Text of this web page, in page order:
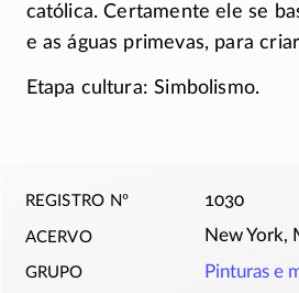
católica. Certamente ele se
e as águas primevas, para
Etapa cultura: Simbolismo.
registro nº 1030
acervo New York,
grupo Pinturas e